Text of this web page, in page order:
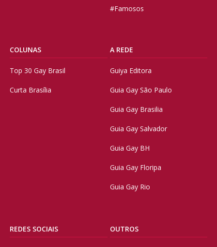
#Famosos
COLUNAS
Top 30 Gay Brasil
Curta Brasília
A REDE
Guiya Editora
Guia Gay São Paulo
Guia Gay Brasilia
Guia Gay Salvador
Guia Gay BH
Guia Gay Floripa
Guia Gay Rio
REDES SOCIAIS OUTROS